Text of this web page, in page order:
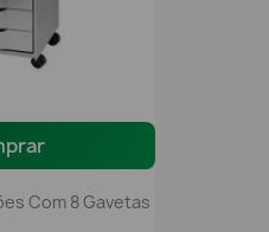
Com 8 Gavetas